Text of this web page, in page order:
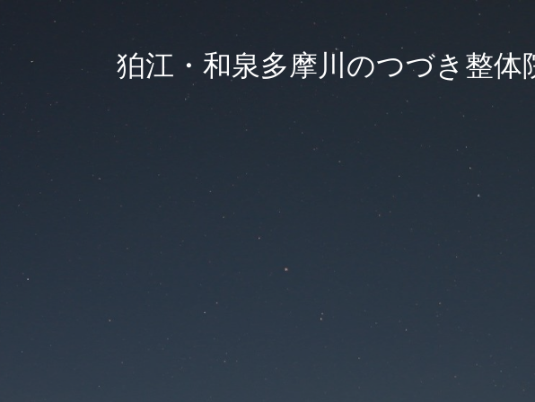
狛江・和泉多摩川のつづき整体